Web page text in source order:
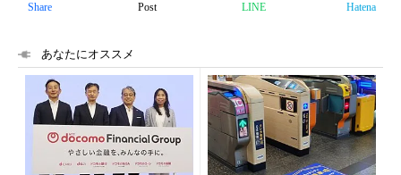
Share Post LINE Hatena
あなたにオススメ